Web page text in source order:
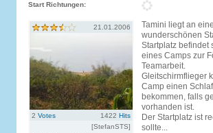
Start Richtungen:
21.01.2006
2 Votes 1422 Hits
[StefanSTS]
Tamini liegt an
wunderschönen
Startplatz befindet
eines Camps zur
Teamarbeit.
Gleitschirmflieger
Camp einen
bekommen, falls
vorhanden ist.
Der Startplatz ist
sollte...